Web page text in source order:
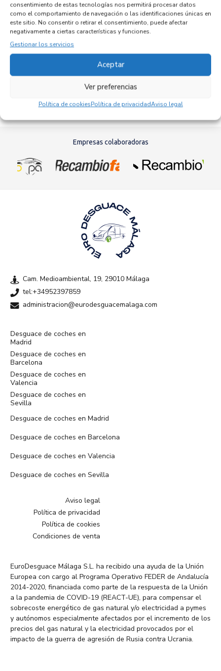
consentimiento de estas tecnologías nos permitirá procesar datos
como el comportamiento de navegación o las identificaciones únicas en
este sitio. No consentir o retirar el consentimiento, puede afectar
negativamente a ciertas características y funciones.
Gestionar los servicios
Aceptar
Ver preferencias
Política de cookiesPolítica de privacidadAviso legal
KIT AIRBAG 84710J7AA0WK
Recambios KIACEED SPORTSWAGON (CD)
Referencia ID: 145296
Referencia OEM: 84710J7AA0WK
Empresas colaboradoras
Cam. Medioambiental, 19, 29010 Málaga
tel:+34952397859
administracion@eurodesguacemalaga.com
Desguace de coches en
Madrid
Desguace de coches en
Barcelona
Desguace de coches en
Valencia
Desguace de coches en
Sevilla
Desguace de coches en Madrid
Desguace de coches en Barcelona
Desguace de coches en Valencia
Desguace de coches en Sevilla
Aviso legal
Política de privacidad
Política de cookies
Condiciones de venta
EuroDesguace Málaga S.L. ha recibido una ayuda de la Unión
Europea con cargo al Programa Operativo FEDER de Andalucía
2014-2020, financiada como parte de la respuesta de la Unión
a la pandemia de COVID-19 (REACT-UE), para compensar el
sobrecoste energético de gas natural y/o electricidad a pymes
y autónomos especialmente afectados por el incremento de los
precios del gas natural y la electricidad provocados por el
impacto de la guerra de agresión de Rusia contra Ucrania.